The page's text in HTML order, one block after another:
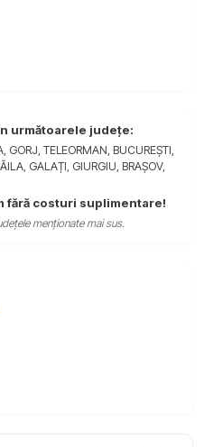
următoarele județe:
GORJ, TELEORMAN, BUCUREȘTI,
GALAȚI, GIURGIU, BRAȘOV,
fără costuri suplimentare!
menționate mai sus.